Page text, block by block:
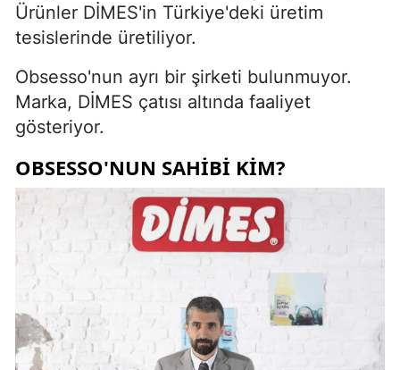
Ürünler DİMES'in Türkiye'deki üretim
tesislerinde üretiliyor.
Obsesso'nun ayrı bir şirketi bulunmuyor.
Marka, DİMES çatısı altında faaliyet
gösteriyor.
OBSESSO'NUN SAHIBI KIM?